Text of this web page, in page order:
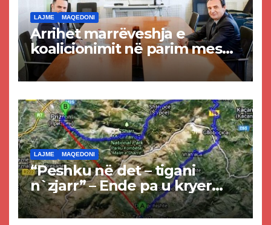
LAJME MAQEDONI
Arrihet marrëveshja e
koalicionimit në parim mes
Kurtit dhe Abdixhikut
LAJME MAQEDONI
“Peshku në det – tigani
n`zjarr” – Ende pa u kryer
projekti i tunelit, komuna e
Tetovës nis punimet për